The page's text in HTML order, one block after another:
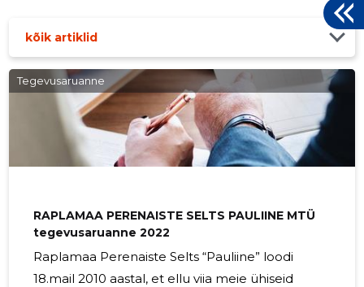
kõik artiklid
Tegevusaruanne
RAPLAMAA PERENAISTE SELTS PAULIINE MTÜ
tegevusaruanne 2022
Raplamaa Perenaiste Selts “Pauliine” loodi
18.mail 2010 aastal, et ellu viia meie ühiseid